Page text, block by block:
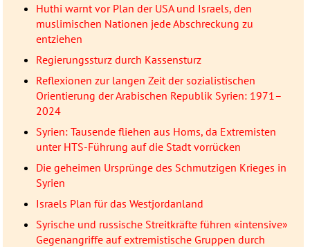
Huthi warnt vor Plan der USA und Israels, den
muslimischen Nationen jede Abschreckung zu
entziehen
Regierungssturz durch Kassensturz
Reflexionen zur langen Zeit der sozialistischen
Orientierung der Arabischen Republik Syrien: 1971–
2024
Syrien: Tausende fliehen aus Homs, da Extremisten
unter HTS-Führung auf die Stadt vorrücken
Die geheimen Ursprünge des Schmutzigen Krieges in
Syrien
Israels Plan für das Westjordanland
Syrische und russische Streitkräfte führen «intensive»
Gegenangriffe auf extremistische Gruppen durch